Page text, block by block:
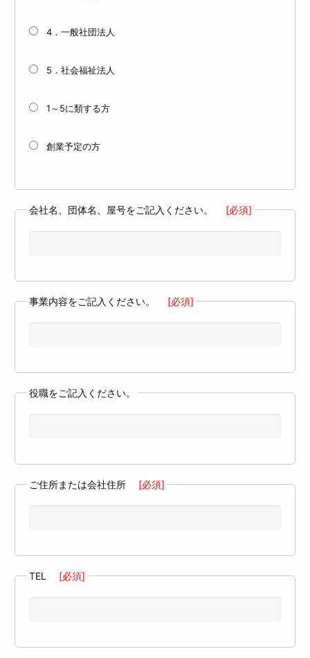
4．一般社団法人
5．社会福祉法人
1～5に類する方
創業予定の方
会社名、団体名、屋号をご記入ください。 [必須]
事業内容をご記入ください。 [必須]
役職をご記入ください。
ご住所または会社住所 [必須]
TEL [必須]